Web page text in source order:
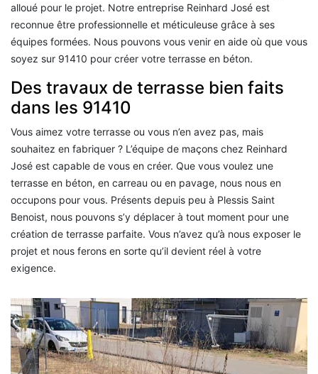
alloué pour le projet. Notre entreprise Reinhard José est
reconnue être professionnelle et méticuleuse grâce à ses
équipes formées. Nous pouvons vous venir en aide où que vous
soyez sur 91410 pour créer votre terrasse en béton.
Des travaux de terrasse bien faits
dans les 91410
Vous aimez votre terrasse ou vous n’en avez pas, mais
souhaitez en fabriquer ? L’équipe de maçons chez Reinhard
José est capable de vous en créer. Que vous voulez une
terrasse en béton, en carreau ou en pavage, nous nous en
occupons pour vous. Présents depuis peu à Plessis Saint
Benoist, nous pouvons s’y déplacer à tout moment pour une
création de terrasse parfaite. Vous n’avez qu’à nous exposer le
projet et nous ferons en sorte qu’il devient réel à votre
exigence.